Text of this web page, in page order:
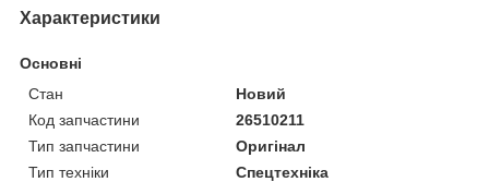
Характеристики
Основні
Стан
Новий
Код запчастини
26510211
Тип запчастини
Оригінал
Тип техніки
Спецтехніка